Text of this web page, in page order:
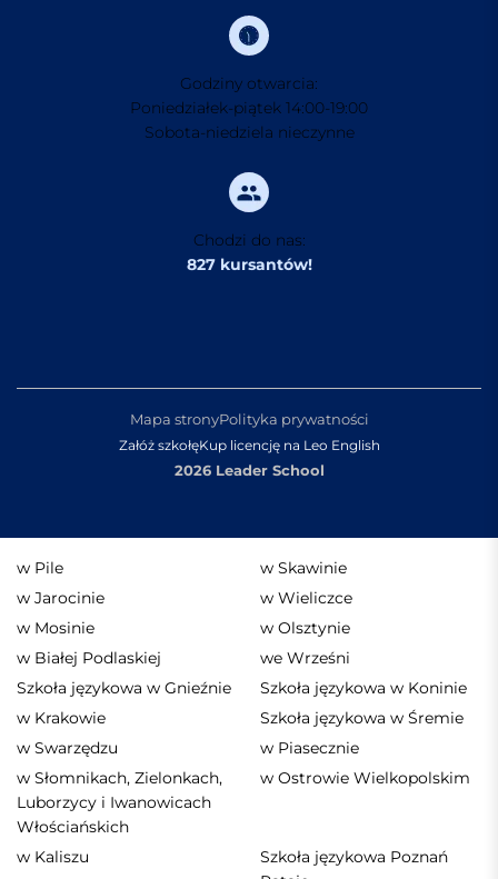
Godziny otwarcia:
Poniedziałek-piątek 14:00-19:00
Sobota-niedziela nieczynne
Chodzi do nas:
827 kursantów!
2026 Leader School
Załóż szkołęKup licencję na Leo English
Mapa stronyPolityka prywatności
w Pile
w Skawinie
w Jarocinie
w Wieliczce
w Mosinie
w Olsztynie
w Białej Podlaskiej
we Wrześni
Szkoła językowa w Gnieźnie
Szkoła językowa w Koninie
w Krakowie
Szkoła językowa w Śremie
w Swarzędzu
w Piasecznie
w Słomnikach, Zielonkach,
Luborzycy i Iwanowicach
Włościańskich
w Ostrowie Wielkopolskim
w Kaliszu
Szkoła językowa Poznań